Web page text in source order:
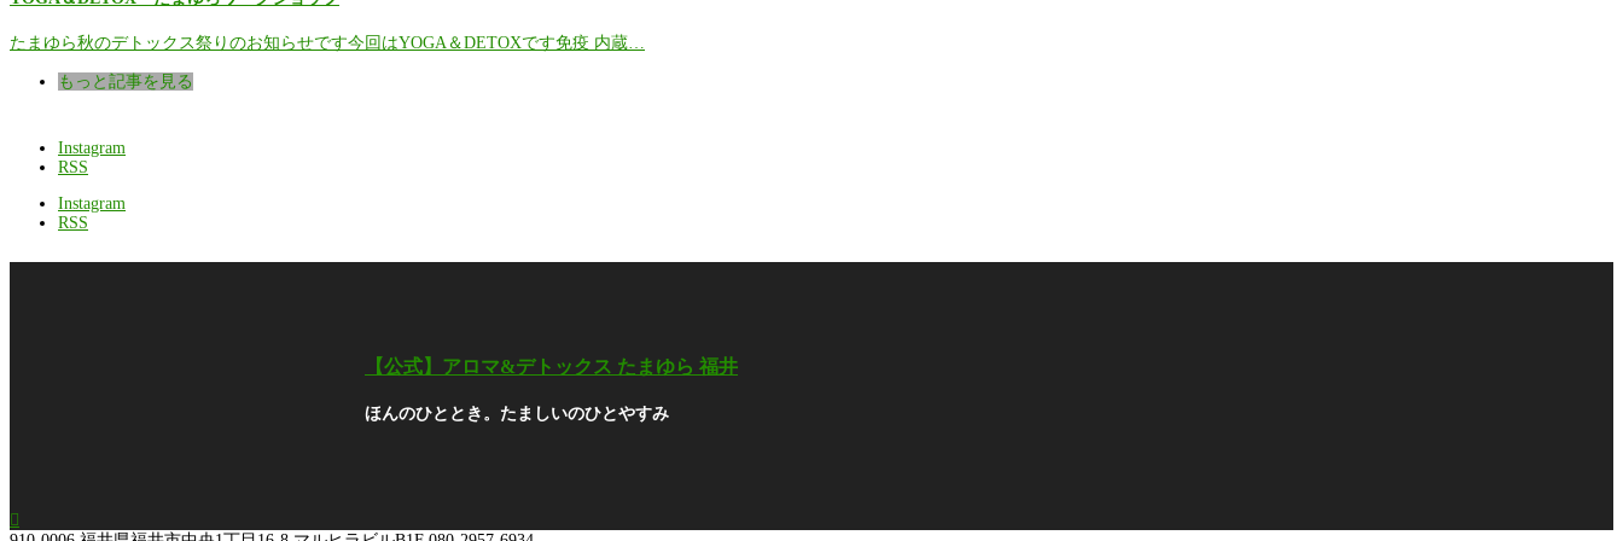
たまゆら秋のデトックス祭りのお知らせです今回はYOGA＆DETOXです免疫 内蔵…
もっと記事を見る
Instagram
RSS
Instagram
RSS
【公式】アロマ&デトックス たまゆら 福井
ほんのひととき。たましいのひとやすみ
